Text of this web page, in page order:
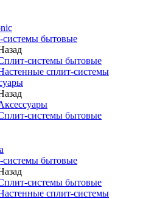
системы бытовые
системы бытовые
сплит-системы
системы бытовые
системы бытовые
системы бытовые
сплит-системы